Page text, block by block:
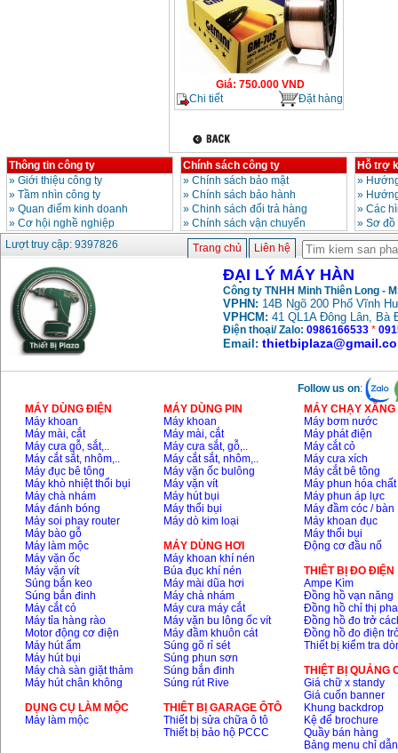
Giá: 750.000VND
Chi tiết
Đặt hàng
Thông tin công ty
» Giới thiệu công ty
» Tầm nhìn công ty
» Quan điểm kinh doanh
» Cơ hội nghề nghiệp
Chính sách công ty
» Chính sách bảo mật
» Chính sách bảo hành
» Chinh sách đổi trả hàng
» Chính sách vận chuyển
Hỗ trợ
»
»
» Các
» Sơ
Lượt truy cập: 9397826
Trang chủ Liên hệ
ĐẠI LÝ MÁY HÀN
Công ty TNHH Minh Thiên Long -
VPHN: 14B Ngõ 200 Phố Vĩnh
VPHCM: 41 QL1A Đông Lân, Bà
Điện thoại/ Zalo: 0986166533 *
Email:
Follow us on:
MÁY DÙNG ĐIỆN
Máy khoan
Máy mài, cắt
Máy cưa gỗ, sắt,..
Máy cắt sắt, nhôm,..
Máy đục bê tông
Máy khò nhiệt thổi bụi
Máy chà nhám
Máy đánh bóng
Máy soi phay router
Máy bào gỗ
Máy làm mộc
Máy vặn ốc
Máy vặn vít
Súng bắn keo
Súng bắn đinh
Máy cắt cỏ
Máy tỉa hàng rào
Motor động cơ điện
Máy hút ẩm
Máy hút bụi
Máy chà sàn giặt thảm
Máy hút chân không
DỤNG CỤ LÀM MỘC
Máy làm mộc
MÁY DÙNG PIN
Máy khoan
Máy mài, cắt
Máy cưa sắt, gỗ,..
Máy cắt sắt, nhôm,..
Máy vặn ốc bulông
Máy vặn vít
Máy hút bụi
Máy thổi bụi
Máy dò kim loại
MÁY DÙNG HƠI
Máy khoan khí nén
Búa đục khí nén
Máy mài dũa hơi
Máy chà nhám
Máy cưa máy cắt
Máy vặn bu lông ốc vít
Máy đầm khuôn cát
Súng gõ rỉ sét
Súng phun sơn
Súng bắn đinh
Súng rút Rive
THIÊT BỊ GARAGE ÔTÔ
Thiết bị sửa chữa ô tô
Thiết bị bảo hộ PCCC
MÁY CHẠY
Máy bơm nước
Máy phát điện
Máy cắt cỏ
Máy cưa xích
Máy cắt bê tông
Máy phun hóa chất
Máy phun áp lực
Máy đầm cóc / bàn
Máy khoan đục
Máy thổi bụi
Động cơ đầu nổ
THIÊT BỊ ĐO ĐIỆN
Ampe Kìm
Đồng hồ vạn năng
Đồng hồ chỉ thị pha
Đồng hồ đo trở
Đồng hồ đo điện
Thiết bị kiểm tra
THIỆT BỊ QUẢNG
Giá chữ x standy
Giá cuốn banner
Khung backdrop
Kệ để brochure
Quầy bán hàng
Bảng menu chỉ dẫn